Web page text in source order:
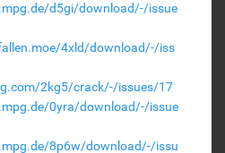
d5gi/download/-/issue
4xld/download/-/iss
2kg5/crack/-/issues/17
0yra/download/-/issue
8p6w/download/-/issu